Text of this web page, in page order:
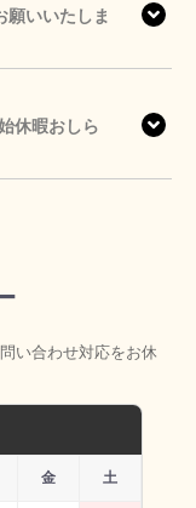
願いいたしま
休暇おしら
い合わせ対応をお休
金 土